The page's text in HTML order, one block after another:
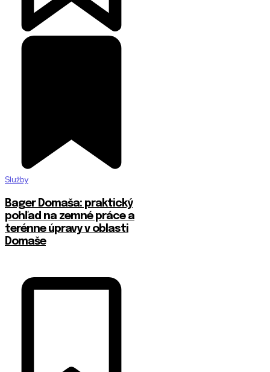
Služby
Bager Domaša: praktický
pohľad na zemné práce a
terénne úpravy v oblasti
Domaše